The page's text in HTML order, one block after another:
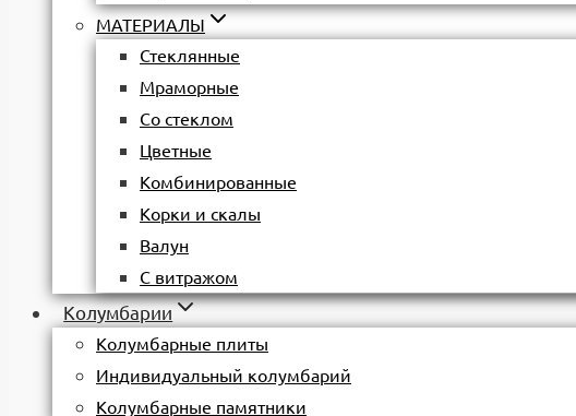
МАТЕРИАЛЫ
Стеклянные
Мраморные
Со стеклом
Цветные
Комбинированные
Корки и скалы
Валун
С витражом
Колумбарии
Колумбарные плиты
Индивидуальный колумбарий
Колумбарные памятники